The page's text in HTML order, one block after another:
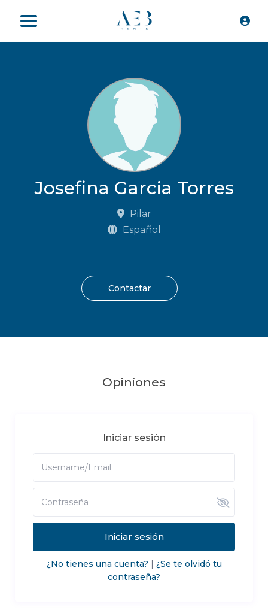
Josefina Garcia Torres
Pilar
Español
Contactar
Opiniones
Iniciar sesión
Iniciar sesión
¿No tienes una cuenta? | ¿Se te olvidó tu
contraseña?